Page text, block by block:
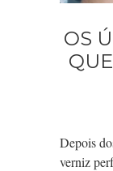
OS
Depois
verniz